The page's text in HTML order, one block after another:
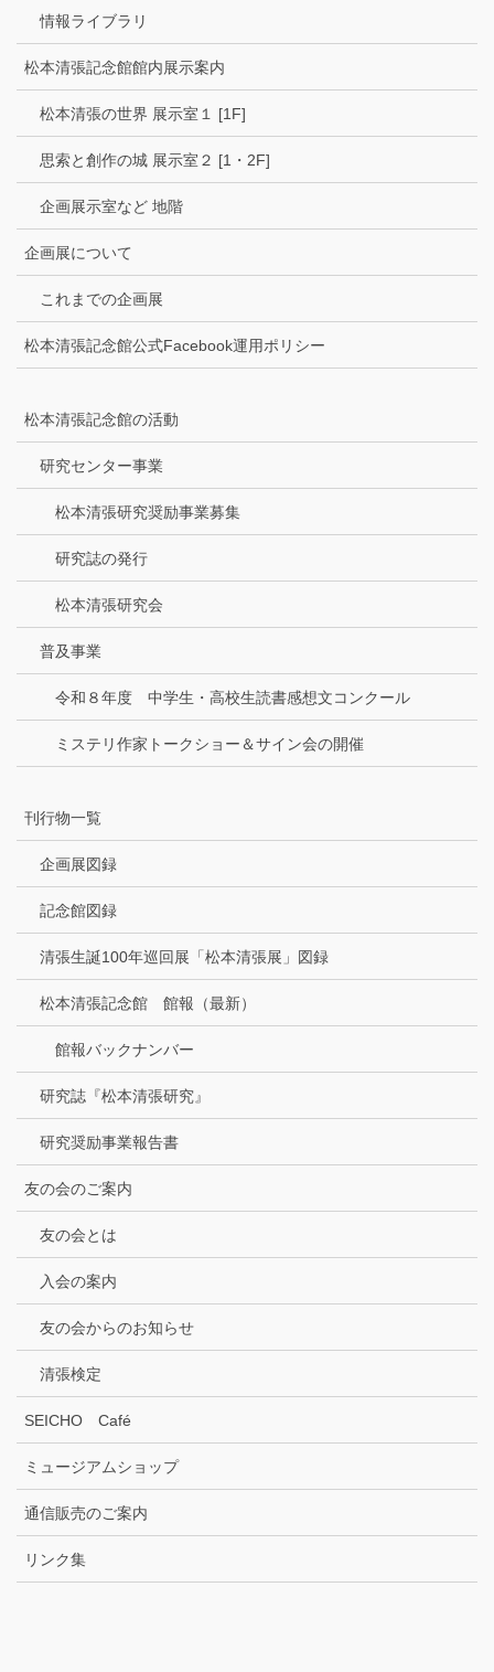
情報ライブラリ
松本清張記念館館内展示案内
松本清張の世界 展示室１ [1F]
思索と創作の城 展示室２ [1・2F]
企画展示室など 地階
企画展について
これまでの企画展
松本清張記念館公式Facebook運用ポリシー
松本清張記念館の活動
研究センター事業
松本清張研究奨励事業募集
研究誌の発行
松本清張研究会
普及事業
令和８年度 中学生・高校生読書感想文コンクール
ミステリ作家トークショー＆サイン会の開催
刊行物一覧
企画展図録
記念館図録
清張生誕100年巡回展「松本清張展」図録
松本清張記念館 館報（最新）
館報バックナンバー
研究誌『松本清張研究』
研究奨励事業報告書
友の会のご案内
友の会とは
入会の案内
友の会からのお知らせ
清張検定
SEICHO Café
ミュージアムショップ
通信販売のご案内
リンク集